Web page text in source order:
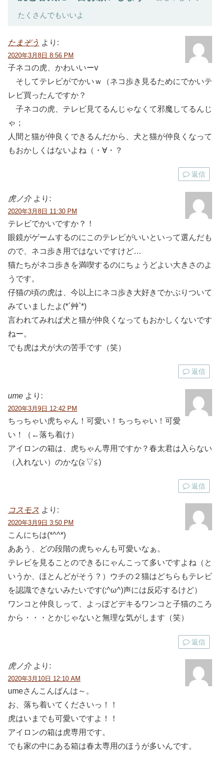
たくさんでもいいよ
たまぞう より:
2020年3月8日 8:56 PM
子ネコの虎、かわいいーv
そしてテレビがでかいｗ（ネコ歩き見るためにでかいテ
レビ買ったんですか？
子ネコの虎、テレビ見てるんじゃなくて邪魔してるんじ
ゃ；
人間と猫が仲良くできるんだから、犬と猫が仲良くなって
もおかしくはないよね（・∀・？
返信
虎ノ介 より:
2020年3月8日 11:30 PM
テレビでかいですか？！
眼鏡がゲームするのにこのテレビがいいといって選んだも
ので、ネコ歩き用ではないですけど…
猫たちがネコ歩きを満喫するのにちょうどよい大きさのよ
うです。
仔猫の頃の虎は、今以上にネコ歩き大好きでかぶりついて
みていましたよ(*´艸`*)
言われてみれば犬と猫が仲良くなってもおかしくないです
ねー。
でも虎は犬が大の苦手です（笑）
返信
ume より:
2020年3月9日 12:42 PM
ちっちゃい虎ちゃん！可愛い！ちっちゃい！可愛
い！（←落ち着け）
アイロンの箱は、虎ちゃん専用ですか？春太君は入らない
（入れない）のかな(≧▽≦)
返信
コスモス より:
2020年3月9日 3:50 PM
こんにちは(*^^*)
ああう、どの段階の虎ちゃんも可愛いなぁ。
テレビを見ることのできるにゃんこって多いですよね（と
いうか、ほとんどがそう？）ウチの２猫はどちらもテレビ
を認識できないみたいです(;^ω^)声には反応するけど）
ワンコと仲良しって、よっぽどデキるワンコと子猫のころ
から・・・とかじゃないと無理な気がします（笑）
返信
虎ノ介 より:
2020年3月10日 12:10 AM
umeさんこんばんは～。
お、落ち着いてくださいっ！！
虎はいまでも可愛いですよ！！
アイロンの箱は虎専用です。
でも家の中にある箱は春太専用のほうが多いんです。